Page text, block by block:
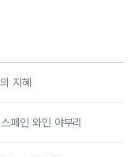
지혜
페인 와인 야부리